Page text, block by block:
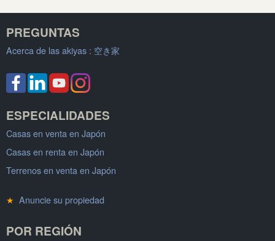
PREGUNTAS
Acerca de las akiyas : 空き家
ESPECIALIDADES
Casas en venta en Japón
Casas en renta en Japón
Terrenos en venta en Japón
★ Anuncie su propiedad
POR REGIÓN